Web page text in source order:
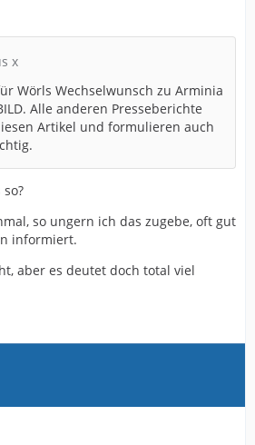
x
Wörls Wechselwunsch zu Arminia
Alle anderen Presseberichte
Artikel und formulieren auch
so ungern ich das zugebe, oft gut
informiert.
aber es deutet doch total viel